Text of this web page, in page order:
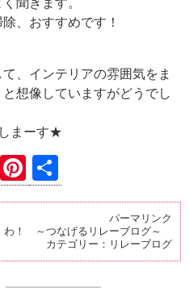
、おすすめです！
、インテリアの雰囲気をま
想像していますがどうでし
まーす★
Li
Pi
nt
es
t
有
パーマリンク
わ！ ～つなげるリレーブログ～
カテゴリー： リレーブログ